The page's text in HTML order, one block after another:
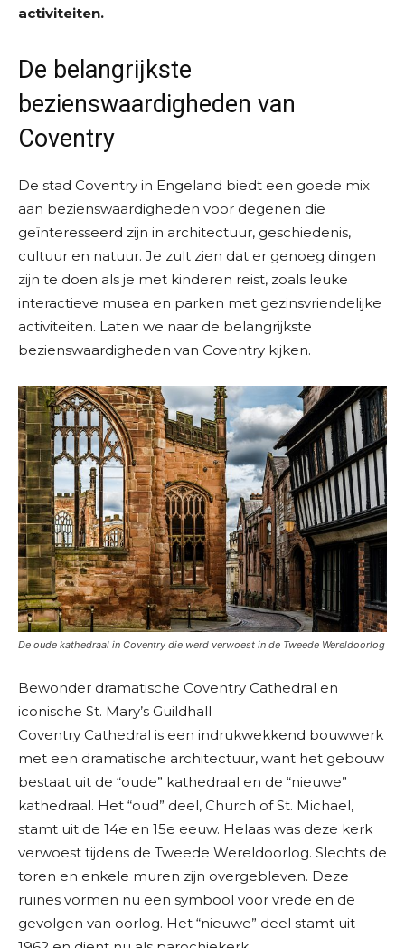
activiteiten.
De belangrijkste
bezienswaardigheden van
Coventry
De stad Coventry in Engeland biedt een goede mix
aan bezienswaardigheden voor degenen die
geïnteresseerd zijn in architectuur, geschiedenis,
cultuur en natuur. Je zult zien dat er genoeg dingen
zijn te doen als je met kinderen reist, zoals leuke
interactieve musea en parken met gezinsvriendelijke
activiteiten. Laten we naar de belangrijkste
bezienswaardigheden van Coventry kijken.
De oude kathedraal in Coventry die werd verwoest in de Tweede Wereldoorlog
Bewonder dramatische Coventry Cathedral en
iconische St. Mary’s Guildhall
Coventry Cathedral is een indrukwekkend bouwwerk
met een dramatische architectuur, want het gebouw
bestaat uit de “oude” kathedraal en de “nieuwe”
kathedraal. Het “oud” deel, Church of St. Michael,
stamt uit de 14e en 15e eeuw. Helaas was deze kerk
verwoest tijdens de Tweede Wereldoorlog. Slechts de
toren en enkele muren zijn overgebleven. Deze
ruïnes vormen nu een symbool voor vrede en de
gevolgen van oorlog. Het “nieuwe” deel stamt uit